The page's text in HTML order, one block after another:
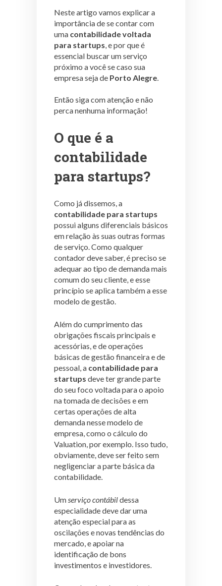
Neste artigo vamos explicar a
importância de se contar com
uma contabilidade voltada
para startups, e por que é
essencial buscar um serviço
próximo a você se caso sua
empresa seja de Porto Alegre.
Então siga com atenção e não
perca nenhuma informação!
O que é a
contabilidade
para startups?
Como já dissemos, a
contabilidade para startups
possui alguns diferenciais básicos
em relação às suas outras formas
de serviço. Como qualquer
contador deve saber, é preciso se
adequar ao tipo de demanda mais
comum do seu cliente, e esse
princípio se aplica também a esse
modelo de gestão.
Além do cumprimento das
obrigações fiscais principais e
acessórias, e de operações
básicas de gestão financeira e de
pessoal, a contabilidade para
startups deve ter grande parte
do seu foco voltada para o apoio
na tomada de decisões e em
certas operações de alta
demanda nesse modelo de
empresa, como o cálculo do
Valuation, por exemplo. Isso tudo,
obviamente, deve ser feito sem
negligenciar a parte básica da
contabilidade.
Um serviço contábildessa
especialidade deve dar uma
atenção especial para as
oscilações e novas tendências do
mercado, e apoiar na
identificação de bons
investimentos e investidores.